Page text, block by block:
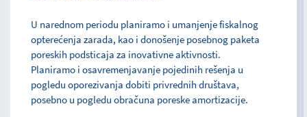
U narednom periodu planiramo i umanjenje fiskalnog
opterećenja zarada, kao i donošenje posebnog paketa
poreskih podsticaja za inovativne aktivnosti.
Planiramo i osavremenjavanje pojedinih rešenja u
pogledu oporezivanja dobiti privrednih društava,
posebno u pogledu obračuna poreske amortizacije.